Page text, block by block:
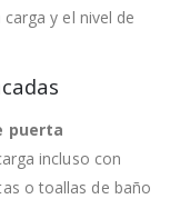
y el nivel de
puerta
incluso con
o toallas de baño